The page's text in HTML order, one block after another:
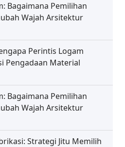
Bagaimana Pemilihan
Wajah Arsitektur
Perintis Logam
Pengadaan Material
Bagaimana Pemilihan
Wajah Arsitektur
Strategi Jitu Memilih